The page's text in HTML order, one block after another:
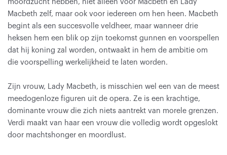
moordzucht hebben, niet alleen voor Macbeth en Lady
Macbeth zelf, maar ook voor iedereen om hen heen. Macbeth
begint als een succesvolle veldheer, maar wanneer drie
heksen hem een blik op zijn toekomst gunnen en voorspellen
dat hij koning zal worden, ontwaakt in hem de ambitie om
die voorspelling werkelijkheid te laten worden.
Zijn vrouw, Lady Macbeth, is misschien wel een van de meest
meedogenloze figuren uit de opera. Ze is een krachtige,
dominante vrouw die zich niets aantrekt van morele grenzen.
Verdi maakt van haar een vrouw die volledig wordt opgeslokt
door machtshonger en moordlust.